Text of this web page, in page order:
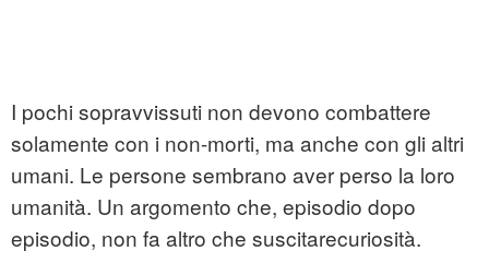
I pochi sopravvissuti non devono combattere
solamente con i non-morti, ma anche con gli altri
umani. Le persone sembrano aver perso la loro
umanità. Un argomento che, episodio dopo
episodio, non fa altro che suscitarecuriosità.